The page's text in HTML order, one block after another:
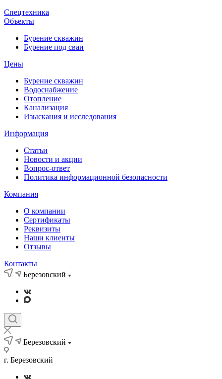
Спецтехника
Объекты
Бурение скважин
Бурение под сваи
Цены
Бурение скважин
Водоснабжение
Отопление
Канализация
Изыскания и исследования
Информация
Статьи
Новости и акции
Вопрос-ответ
Политика информационной безопасности
Компания
О компании
Сертификаты
Реквизиты
Наши клиенты
Отзывы
Контакты
Березовский
Березовский
г. Березовский